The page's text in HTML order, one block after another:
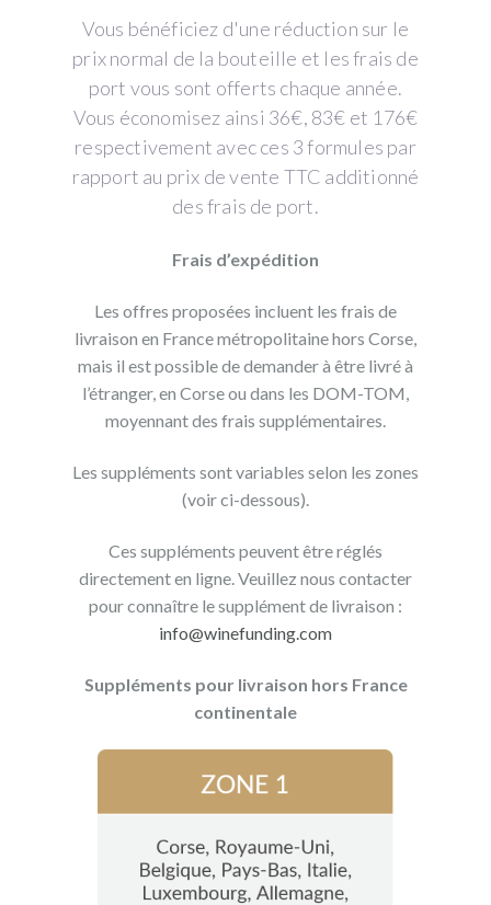
Vous bénéficiez d'une réduction sur le
prix normal de la bouteille et les frais de
port vous sont offerts chaque année.
Vous économisez ainsi 36€, 83€ et 176€
respectivement avec ces 3 formules par
rapport au prix de vente TTC additionné
des frais de port.
Frais d’expédition
Les offres proposées incluent les frais de
livraison en France métropolitaine hors Corse,
mais il est possible de demander à être livré à
l’étranger, en Corse ou dans les DOM-TOM,
moyennant des frais supplémentaires.
Les suppléments sont variables selon les zones
(voir ci-dessous).
Ces suppléments peuvent être réglés
directement en ligne. Veuillez nous contacter
pour connaître le supplément de livraison :
info@winefunding.com
Suppléments pour livraison hors France
continentale